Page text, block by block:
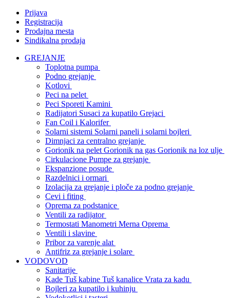
Prijava
Registracija
Prodajna mesta
Sindikalna prodaja
GREJANJE
Toplotna pumpa
Podno grejanje
Kotlovi
Peci na pelet
Peci Sporeti Kamini
Radijatori Susaci za kupatilo Grejaci
Fan Coil i Kalorifer
Solarni sistemi Solarni paneli i solarni bojleri
Dimnjaci za centralno grejanje
Gorionik na pelet Gorionik na gas Gorionik na loz ulje
Cirkulacione Pumpe za grejanje
Ekspanzione posude
Razdelnici i ormari
Izolacija za grejanje i ploče za podno grejanje
Cevi i fiting
Oprema za podstanice
Ventili za radijator
Termostati Manometri Merna Oprema
Ventili i slavine
Pribor za varenje alat
Antifriz za grejanje i solare
VODOVOD
Sanitarije
Kade Tuš kabine Tuš kanalice Vrata za kadu
Bojleri za kupatilo i kuhinju